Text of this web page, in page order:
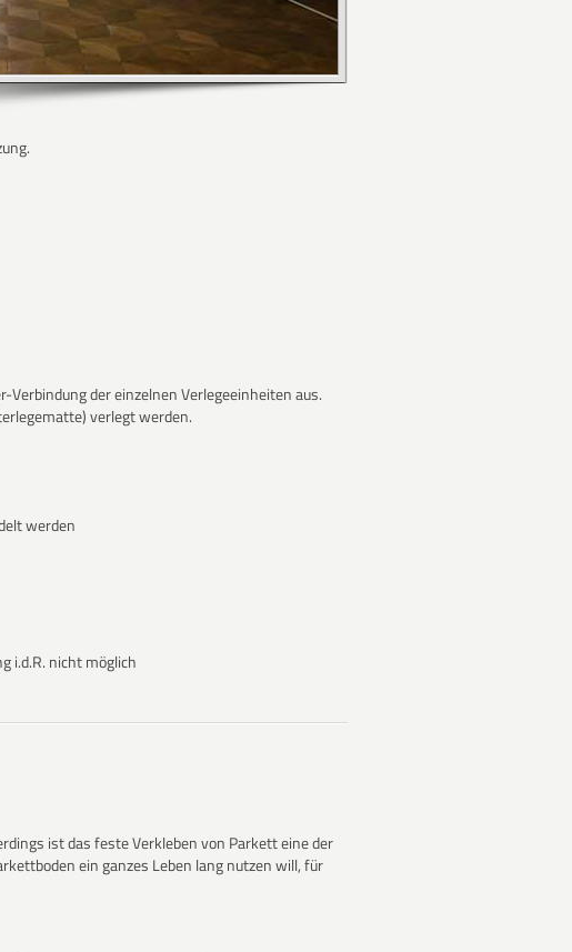
der einzelnen Verlegeeinheiten aus.
verlegt werden.
werden
i.d.R. nicht möglich
ist das feste Verkleben von Parkett eine der
ein ganzes Leben lang nutzen will, für